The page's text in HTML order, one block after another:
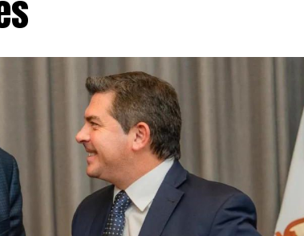
marcadas. Angaco encabeza el ranking
54%; Pocito, con el 52,6%; Rivadavia, con el
alcanza el 51,3%.
instrumentos de financiamiento
menores. En bancos,
entre el 11% y el 30%, dependiendo del
entidades financieras, donde apenas el